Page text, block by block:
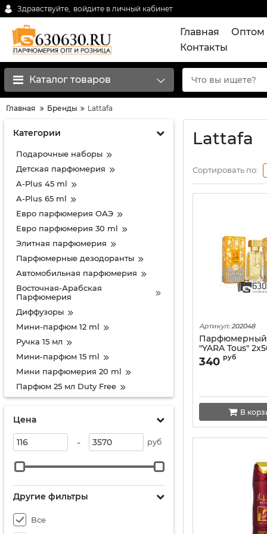
Здравствуйте, войдите в личный кабинет
Главная Оптом
Контакты
Каталог товаров
Главная Бренды Lattafa
Категории
Подарочные наборы
Детская парфюмерия
A-Plus 45 ml
A-Plus 65 ml
Евро парфюмерия ОАЭ
Евро парфюмерия 30 ml
Элитная парфюмерия
Парфюмерные дезодоранты
Автомобильная парфюмерия
Восточная-Арабская
Парфюмерия
Диффузоры
Мини-парфюм 12 ml
Ручка 15 мл
Мини-парфюм 15 ml
Мини парфюмерия 20 ml
Парфюм 25 мл Duty Free
Парфюм 35 мл Duty Free
Мини-парфюм 40 ml (Original)
Мини парфюм 48 ml
Мини-парфюм 57 ml
Мини-тестер 62 ml extrait
Цена
- руб
Другие фильтры
Все
Lattafa
Сортировать по:
Артикул: 202048
Парфюмерный
"YARA Tous"
340 руб
В